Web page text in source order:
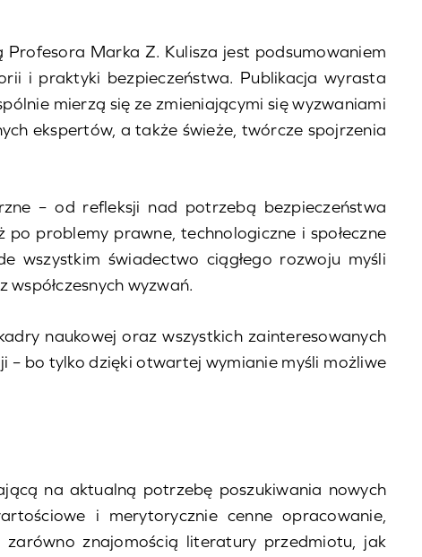
Profesora Marka Z. Kulisza jest podsumowaniem
i praktyki bezpieczeństwa. Publikacja wyrasta
mierzą się ze zmieniającymi się wyzwaniami
ekspertów, a także świeże, twórcze spojrzenia
– od refleksji nad potrzebą bezpieczeństwa
problemy prawne, technologiczne i społeczne
wszystkim świadectwo ciągłego rozwoju myśli
wyzwań.
naukowej oraz wszystkich zainteresowanych
– bo tylko dzięki otwartej wymianie myśli możliwe
na aktualną potrzebę poszukiwania nowych
i merytorycznie cenne opracowanie,
znajomością literatury przedmiotu, jak